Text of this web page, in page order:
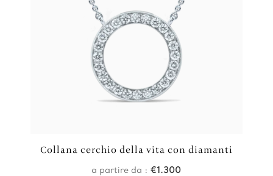
Collana cerchio della vita con diamanti
a partire da :€1.300